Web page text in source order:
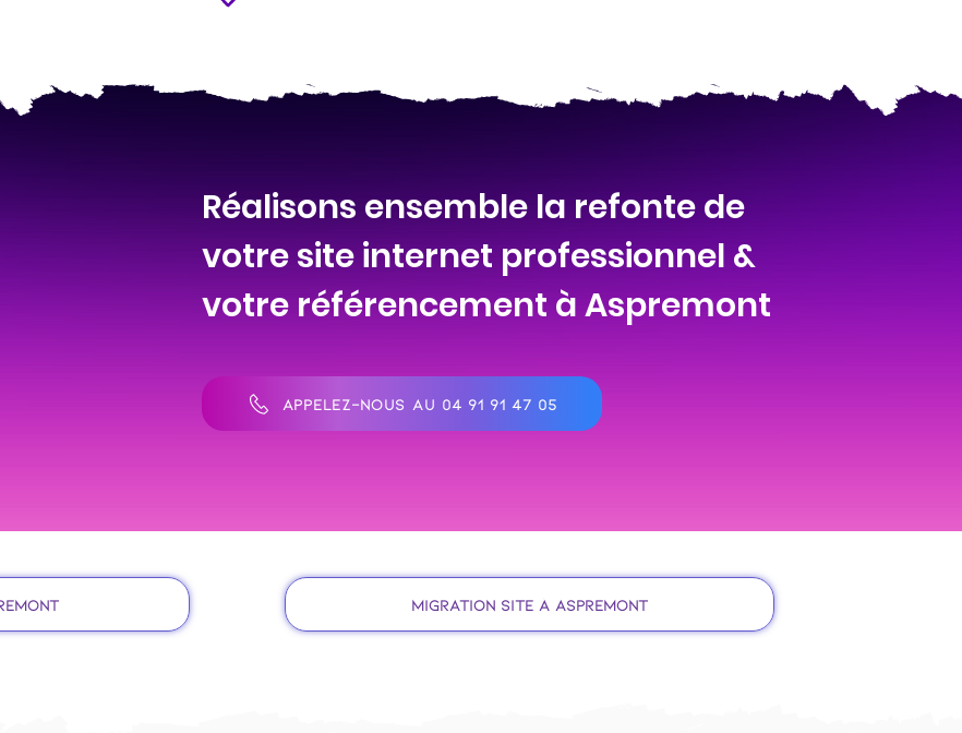
Réalisons ensemble la refonte de
votre site internet professionnel &
votre référencement à Aspremont
APPELEZ-NOUS AU 04 91 91 47 05
Migration site à Aspremont